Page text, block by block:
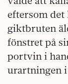
eftersom det
giktbruten
fönstret på
portvin i
urartningen